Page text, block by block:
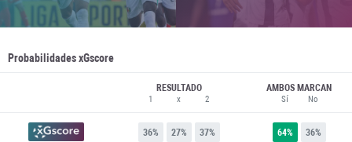
Probabilidades xGscore
RESULTADO
1
36%
x
27%
2
37%
AMBOS MARCAN
Sí
64%
No
36%